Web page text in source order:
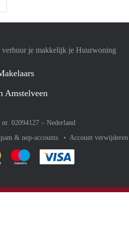
je makkelijk je Huurwoning
Amstelveen
02094127 – Nederland
& nep-accounts Account verwijderen
gemakkelijk af met Paypal
Je rekent gemakkelijk af met Mastercard
Je rekent gemakkelijk af met